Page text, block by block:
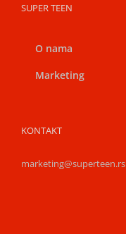
SUPER TEEN
O nama
Marketing
KONTAKT
marketing@superteen.rs